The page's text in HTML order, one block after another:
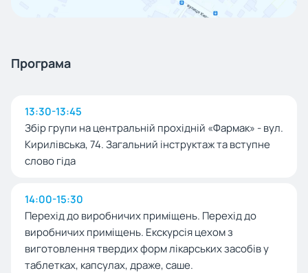
Програма
13:30-13:45
Збір групи на центральній прохідній «Фармак» - вул.
Кирилівська, 74. Загальний інструктаж та вступне
слово гіда
14:00-15:30
Перехід до виробничих приміщень. Перехід до
виробничих приміщень. Екскурсія цехом з
виготовлення твердих форм лікарських засобів у
таблетках, капсулах, драже, саше.